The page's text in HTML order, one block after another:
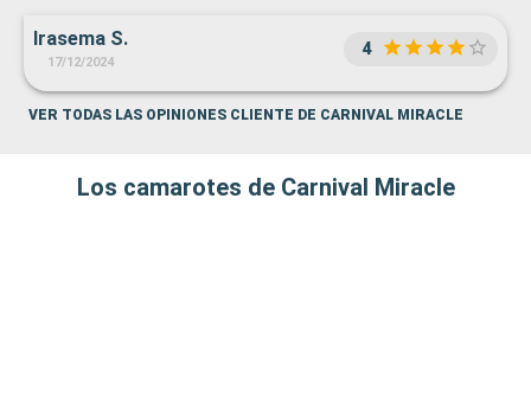
Irasema S.
17/12/2024
4
VER TODAS LAS OPINIONES CLIENTE DE CARNIVAL MIRACLE
Los camarotes de Carnival Miracle